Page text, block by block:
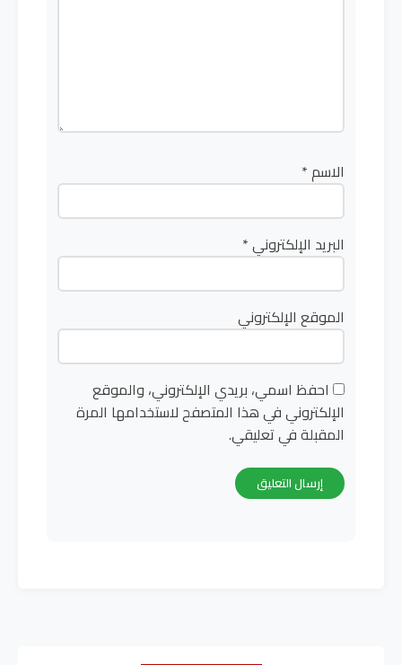
الاسم*
البريد الإلكتروني*
الموقع الإلكتروني
احفظ اسمي، بريدي الإلكتروني، والموقع
الإلكتروني في هذا المتصفح لاستخدامها المرة
المقبلة في تعليقي.